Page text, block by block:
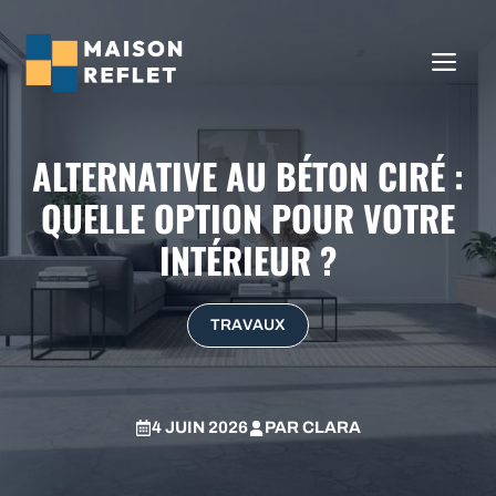
au
contenu
ALTERNATIVE AU BÉTON CIRÉ :
QUELLE OPTION POUR VOTRE
INTÉRIEUR ?
TRAVAUX
4 JUIN 2026 PARCLARA